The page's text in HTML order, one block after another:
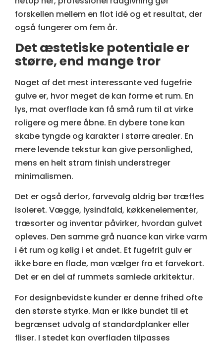
forskellen mellem en flot idé og et resultat, der
også fungerer om fem år.
Det æstetiske potentiale er
større, end mange tror
Noget af det mest interessante ved fugefrie
gulve er, hvor meget de kan forme et rum. En
lys, mat overflade kan få små rum til at virke
roligere og mere åbne. En dybere tone kan
skabe tyngde og karakter i større arealer. En
mere levende tekstur kan give personlighed,
mens en helt stram finish understreger
minimalismen.
Det er også derfor, farvevalg aldrig bør træffes
isoleret. Vægge, lysindfald, køkkenelementer,
træsorter og inventar påvirker, hvordan gulvet
opleves. Den samme grå nuance kan virke varm
i ét rum og kølig i et andet. Et fugefrit gulv er
ikke bare en flade, man vælger fra et farvekort.
Det er en del af rummets samlede arkitektur.
For designbevidste kunder er denne frihed ofte
den største styrke. Man er ikke bundet til et
begrænset udvalg af standardplanker eller
fliser. I stedet kan overfladen tilpasses